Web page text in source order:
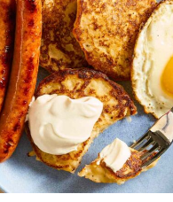
FAIS
CHAQUE
SEMAINE